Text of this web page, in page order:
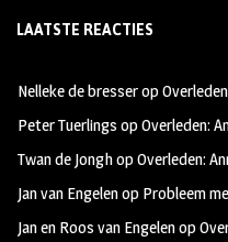
b
oo
k
ag
m
tt
LAATSTE REACTIES
Nelleke de bresserop
Peter Tuerlings opOverleden:
Twan de JonghopOverleden:
Jan van Engelenop Probleem
Jan en Roos van Engelenop